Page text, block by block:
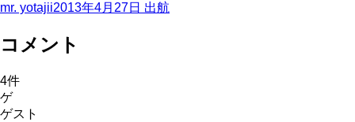
mr. yotajii2013年4月27日 出航
コメント
4件
ゲ
ゲスト